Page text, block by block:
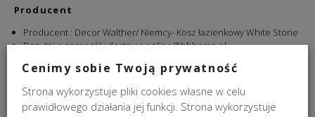
Producent
Producent : Decor Walther/ Niemcy- Kosz łazienkowy White Stone
Dopytaj o szczegóły dostawy:online@bbhome.pl
DOSTAWA
Cenimy sobie Twoją prywatność
Strona wykorzystuje pliki cookies własne w celu
prawidłowego działania jej funkcji. Strona wykorzystuje